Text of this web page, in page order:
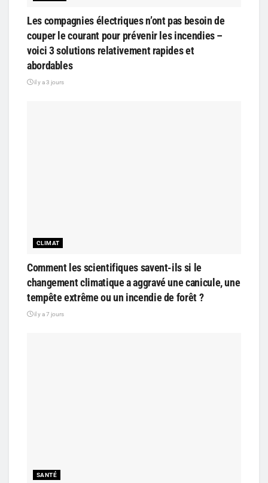
Les compagnies électriques n’ont pas besoin de
couper le courant pour prévenir les incendies –
voici 3 solutions relativement rapides et
abordables
il y a 3 jours
CLIMAT
Comment les scientifiques savent-ils si le
changement climatique a aggravé une canicule, une
tempête extrême ou un incendie de forêt ?
il y a 7 jours
SANTÉ